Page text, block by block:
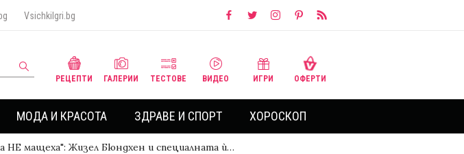
VsichkiIgri.bg
РЕЦЕПТИ ГАЛЕРИИ ТЕСТОВЕ ВИДЕО ИГРИ ОФЕРТИ
МОДА И КРАСОТА ЗДРАВЕ И СПОРТ ХОРОСКОП
НЕ мащеха": Жизел Бюндхен и специалната ѝ…